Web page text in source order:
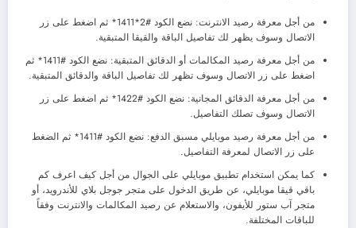
من أجل معرفة رصيد الانترنت: نضع الكود #2*1411* ثم اضغط على زر
الاتصال وسوف يظهر لك تفاصيل الباقة والقيقا المتبقية.
من أجل معرفة رصيد المكالمات أو الدقائق المتبقية: نضع الكود #1411* ثم
اضغط على زر الاتصال وسوف تظهر لك تفاصيل الباقة والدقائق المتبقية.
من أجل معرفة الدقائق المجانية: نضع الكود #1422* ثم اضغط على زر
الاتصال وسوف تصلك التفاصيل.
من أجل معرفة رصيد موبايلي مسبق الدفع: نضع الكود #1411* ثم الضغط
على زر الاتصال لمعرفة التفاصيل.
كما يمكن استخدام تطبيق موبايلي على الجوال من أجل كيف اعرف كم
باقي قيقا موبايلي، عن طريق الدخول على متجر جوجل بلاي للأندرويد، أو
متجر آب ستور للأيفون، والاستعلام عن رصيد المكالمات والانترنت وفقاً
للباقات المختلفة.